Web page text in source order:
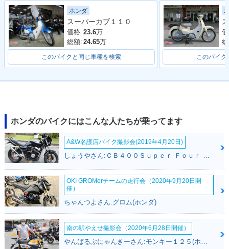
2018年 Super Cub
110 PRO・フルモデ
ルチェンジ
2012年 Super Cub
110 PRO・フルモデ
ルチェンジ
2009年 Super Cub
110 PRO・新登場
ホンダ
スーパーカブ１１０
価格: 23.6万
総額: 24.65万
このバイクと同じ車種を検索 このバイク
ホンダのバイクにはこんな人たちが乗ってます
A&W名護店バイク撮影会(2019年4月20日)
OKI GROMerチームの走行会（2020年9月20日開
催）
ちゃんつよさん:グロム(ホンダ)
南の駅やえせ撮影会（2020年6月28日開催）
やんばるぶにゃんきーさん:モンキー１２５(ホンダ)